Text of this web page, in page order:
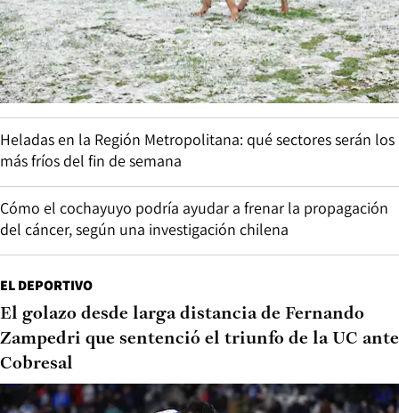
Heladas en la Región Metropolitana: qué sectores serán los
más fríos del fin de semana
Cómo el cochayuyo podría ayudar a frenar la propagación
del cáncer, según una investigación chilena
EL DEPORTIVO
El golazo desde larga distancia de Fernando
Zampedri que sentenció el triunfo de la UC ante
Cobresal